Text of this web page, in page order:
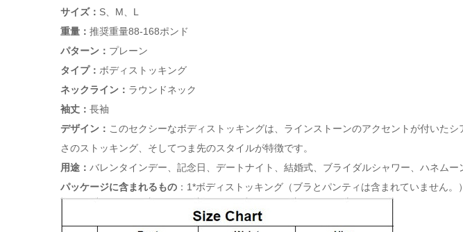
サイズ： S、M、L
重量： 推奨重量88-168ポンド
パターン： プレーン
タイプ： ボディストッキング
ネックライン： ラウンドネック
袖丈： 長袖
デザイン： このセクシーなボディストッキングは、ラインストーンのアクセントが付いた
さのストッキング、そしてつま先のスタイルが特徴です。
用途： バレンタインデー、記念日、デートナイト、結婚式、ブライダルシャワー、ハネム
パッケージに含まれるもの ：1*ボディストッキング（ブラとパンティは含まれていません。）